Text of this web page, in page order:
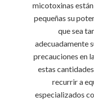
micotoxinas
pequeñas su
que sea
adecuadamente
precauciones en
estas
recurrir a
especializados